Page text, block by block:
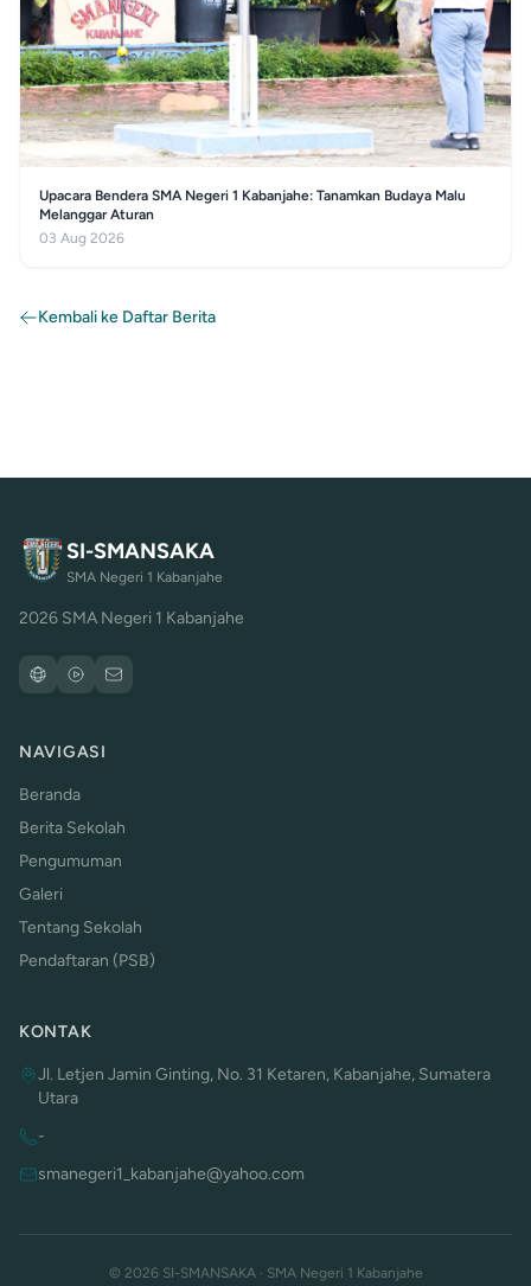
Upacara Bendera SMA Negeri 1 Kabanjahe: Tanamkan Budaya Malu
Melanggar Aturan
03 Aug 2026
Kembali ke Daftar Berita
SI-SMANSAKA
SMA Negeri 1 Kabanjahe
2026 SMA Negeri 1 Kabanjahe
NAVIGASI
Beranda
Berita Sekolah
Pengumuman
Galeri
Tentang Sekolah
Pendaftaran (PSB)
KONTAK
Jl. Letjen Jamin Ginting, No. 31 Ketaren, Kabanjahe, Sumatera
Utara
-
smanegeri1_kabanjahe@yahoo.com
© 2026 SI-SMANSAKA · SMA Negeri 1 Kabanjahe